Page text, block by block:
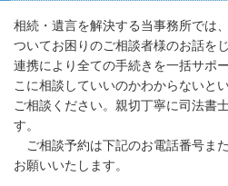
相続・遺言を解決する当事務所では
ついてお困りのご相談者様のお話を
連携により全ての手続きを一括サポ
こに相談していいのかわからないと
ご相談ください。親切丁寧に司法書
す。
ご相談予約は下記のお電話番号ま
お願いいたします。